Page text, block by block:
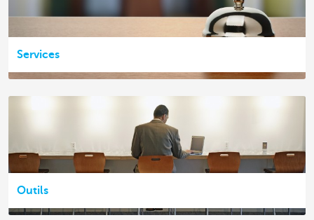
Services
Outils